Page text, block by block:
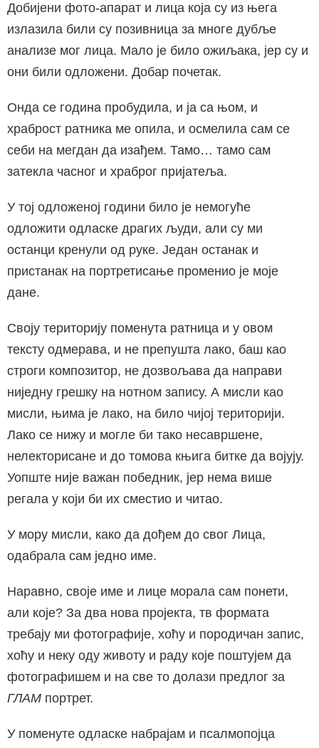
Добијени фото-апарат и лица која су из њега
излазила били су позивница за многе дубље
анализе мог лица. Мало је било ожиљака, јер су и
они били одложени. Добар почетак.
Онда се година пробудила, и ја са њом, и
храброст ратника ме опила, и осмелила сам се
себи на мегдан да изађем. Тамо… тамо сам
затекла часног и храброг пријатеља.
У тој одложеној години било је немогуће
одложити одласке драгих људи, али су ми
останци кренули од руке. Један останак и
пристанак на портретисање променио је моје
дане.
Своју територију поменута ратница и у овом
тексту одмерава, и не препушта лако, баш као
строги композитор, не дозвољава да направи
ниједну грешку на нотном запису. А мисли као
мисли, њима је лако, на било чијој територији.
Лако се нижу и могле би тако несавршене,
нелекторисане и до томова књига битке да војују.
Уопште није важан победник, јер нема више
регала у који би их сместио и читао.
У мору мисли, како да дођем до свог Лица,
одабрала сам једно име.
Наравно, своје име и лице морала сам понети,
али које? За два нова пројекта, тв формата
требају ми фотографије, хоћу и породичан запис,
хоћу и неку оду животу и раду које поштујем да
фотографишем и на све то долази предлог за
ГЛАМ портрет.
У поменуте одласке набрајам и псалмопојца